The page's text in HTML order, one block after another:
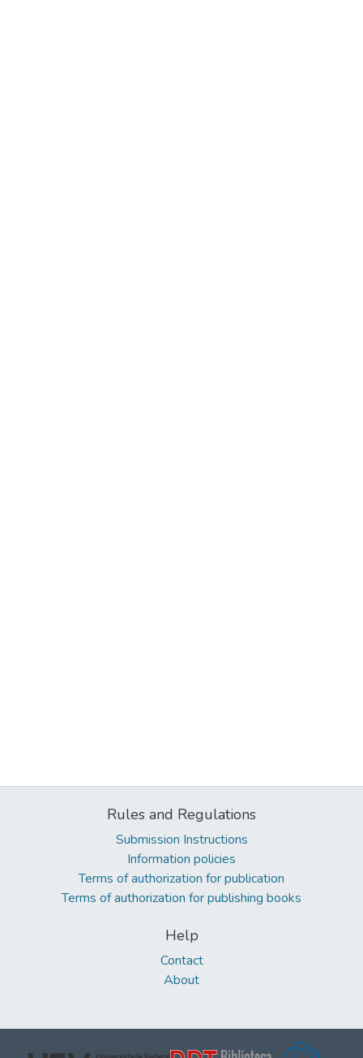
Rules and Regulations
Submission Instructions
Information policies
Terms of authorization for publication
Terms of authorization for publishing books
Help
Contact
About